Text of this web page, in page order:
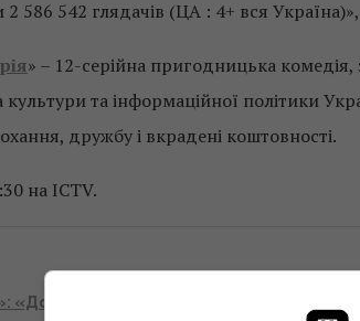
586 542 глядачів (ЦА : 4+ вся
» – 12-серійна пригодницька комедія,
та інформаційної політики
дружбу і вкрадені коштовності.
на ICTV.
«Довелося вивчити кілька турецьких